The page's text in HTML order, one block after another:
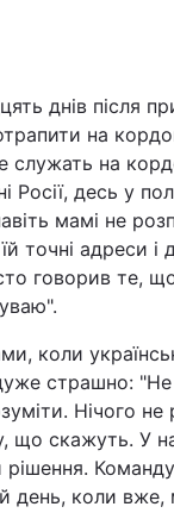
днів після
на
служать на
Росії, десь у
мамі не
точні адреси і
говорив те,
коли
страшно:
Нічого не
що скажуть. У
день, коли